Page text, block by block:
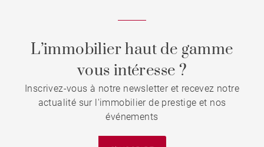
L’immobilier haut de gamme
vous intéresse ?
Inscrivez-vous à notre newsletter et recevez notre
actualité sur l'immobilier de prestige et nos
événements